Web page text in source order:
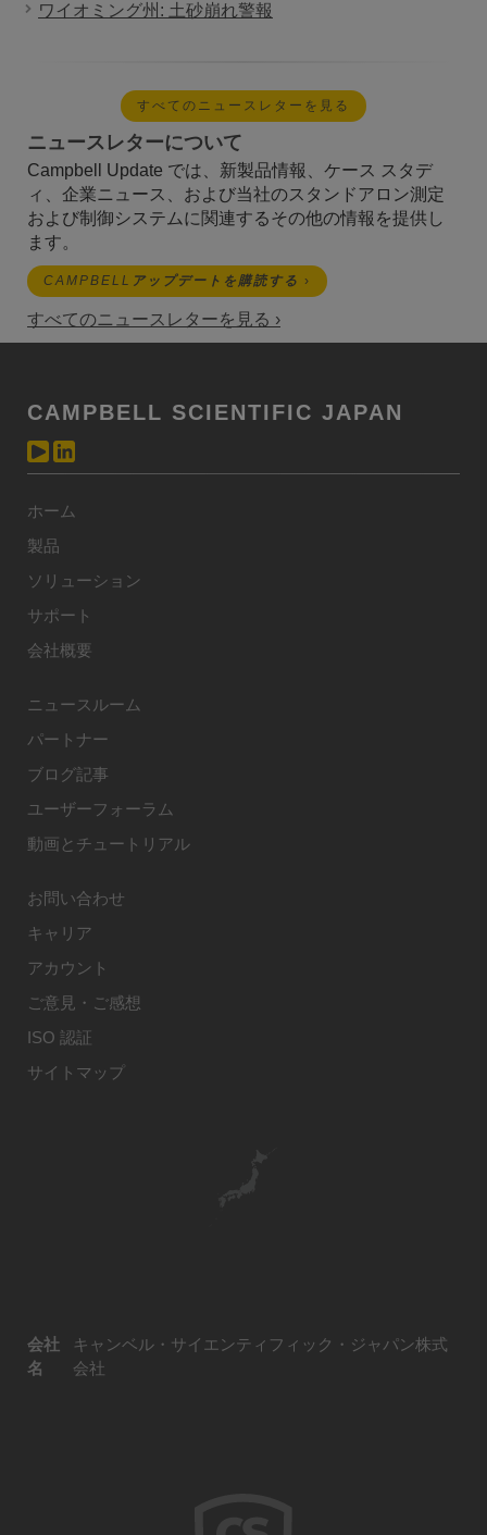
ワイオミング州: 土砂崩れ警報
すべてのニュースレターを見る
ニュースレターについて
Campbell Update では、新製品情報、ケース スタデ
ィ、企業ニュース、および当社のスタンドアロン測定
および制御システムに関連するその他の情報を提供し
ます。
CAMPBELL アップデートを購読する ›
すべてのニュースレターを見る ›
CAMPBELL SCIENTIFIC JAPAN
ホーム
製品
ソリューション
サポート
会社概要
ニュースルーム
パートナー
ブログ記事
ユーザーフォーラム
動画とチュートリアル
お問い合わせ
キャリア
アカウント
ご意見・ご感想
ISO 認証
サイトマップ
会社
名
キャンベル・サイエンティフィック・ジャパン株式
会社